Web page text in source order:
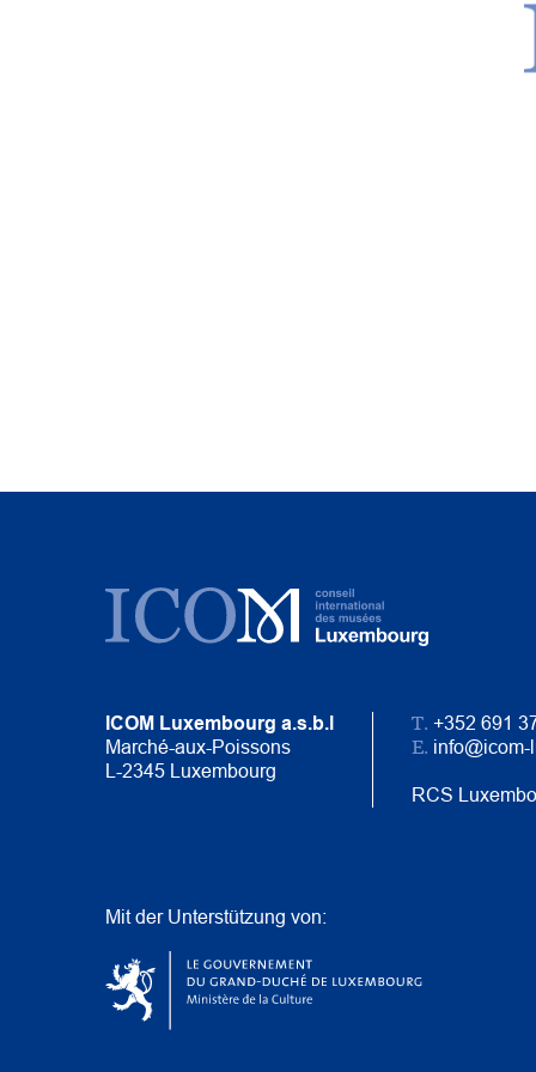
ICOM Luxembourg a.s.b.l
Marché-aux-Poissons
L-2345 Luxembourg
T. +352 691
E. info@icom-
RCS
Mit der Unterstützung von: